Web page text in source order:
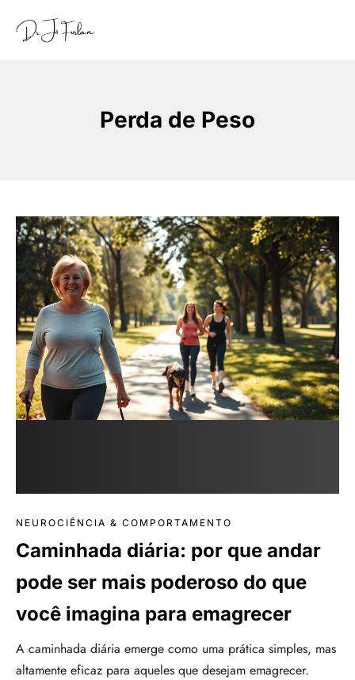
Perda de Peso
NEUROCIÊNCIA & COMPORTAMENTO
Caminhada diária: por que andar
pode ser mais poderoso do que
você imagina para emagrecer
A caminhada diária emerge como uma prática simples, mas
altamente eficaz para aqueles que desejam emagrecer.